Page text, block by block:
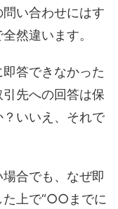
い合わせにはす
然違います。
答できなかった
先への回答は保
いいえ、それで
合でも、なぜ即
た上で“○○までに